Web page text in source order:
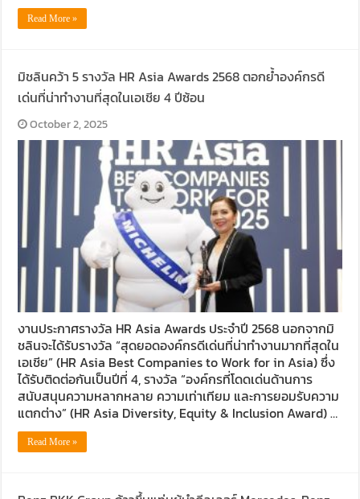
Read More »
มิชลินคว้า 5 รางวัล HR Asia Awards 2568 ตอกย้ำองค์กรดี
เด่นที่น่าทำงานที่สุดในเอเชีย 4 ปีซ้อน
October 2, 2025
งานประกาศรางวัล HR Asia Awards ประจำปี 2568 นอกจากมิ
ชลินจะได้รับรางวัล “สุดยอดองค์กรดีเด่นที่น่าทำงานมากที่สุดใน
เอเชีย” (HR Asia Best Companies to Work for in Asia) ซึ่ง
ได้รับติดต่อกันเป็นปีที่ 4, รางวัล “องค์กรที่โดดเด่นด้านการ
สนับสนุนความหลากหลาย ความเท่าเทียม และการยอมรับความ
แตกต่าง” (HR Asia Diversity, Equity & Inclusion Award) …
Read More »